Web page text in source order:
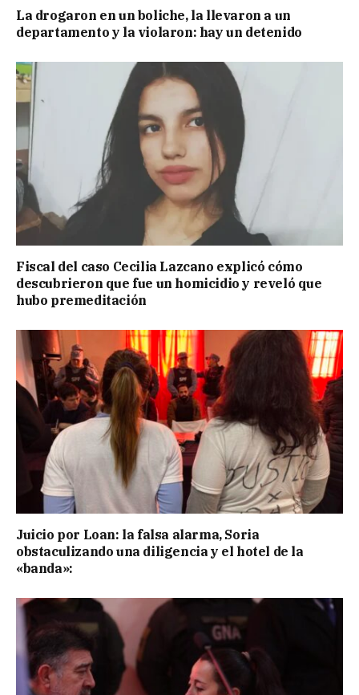
La drogaron en un boliche, la llevaron a un
departamento y la violaron: hay un detenido
Fiscal del caso Cecilia Lazcano explicó cómo
descubrieron que fue un homicidio y reveló que
hubo premeditación
Juicio por Loan: la falsa alarma, Soria
obstaculizando una diligencia y el hotel de la
«banda»: